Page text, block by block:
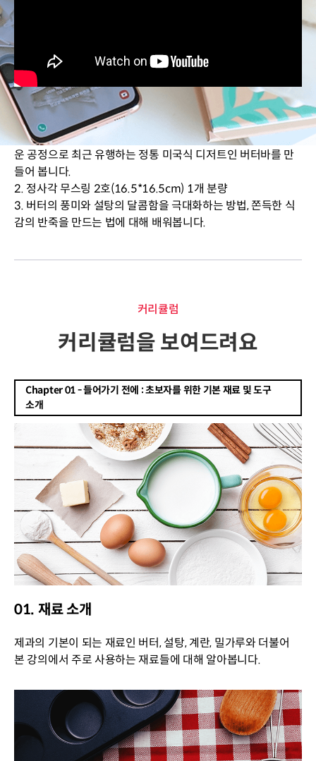
05. 쫀득 버터바
1. 특별한 재료 없이 누구나 집에 가지고 있는 단순한 재료와 쉬
운 공정으로 최근 유행하는 정통 미국식 디저트인 버터바를 만
들어 봅니다.
2. 정사각 무스링 2호(16.5*16.5cm) 1개 분량
3. 버터의 풍미와 설탕의 달콤함을 극대화하는 방법, 쫀득한 식
감의 반죽을 만드는 법에 대해 배워봅니다.
커리큘럼
커리큘럼을 보여드려요
Chapter 01 - 들어가기 전에 : 초보자를 위한 기본 재료 및 도구
소개
01. 재료 소개
제과의 기본이 되는 재료인 버터, 설탕, 계란, 밀가루와 더불어
본 강의에서 주로 사용하는 재료들에 대해 알아봅니다.